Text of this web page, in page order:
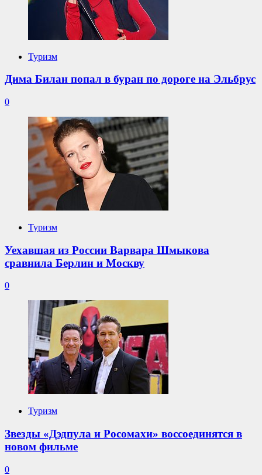
Туризм
Дима Билан попал в буран по дороге на Эльбрус
0
Туризм
Уехавшая из России Варвара Шмыкова
сравнила Берлин и Москву
0
Туризм
Звезды «Дэдпула и Росомахи» воссоединятся в
новом фильме
0